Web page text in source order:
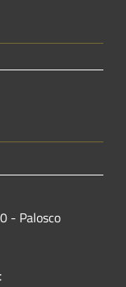
- Palosco